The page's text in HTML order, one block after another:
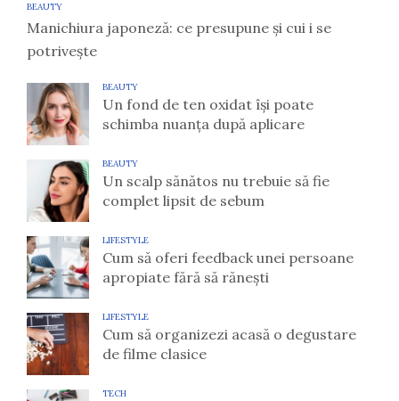
BEAUTY
Manichiura japoneză: ce presupune și cui i se
potrivește
BEAUTY
Un fond de ten oxidat își poate
schimba nuanța după aplicare
BEAUTY
Un scalp sănătos nu trebuie să fie
complet lipsit de sebum
LIFESTYLE
Cum să oferi feedback unei persoane
apropiate fără să rănești
LIFESTYLE
Cum să organizezi acasă o degustare
de filme clasice
TECH